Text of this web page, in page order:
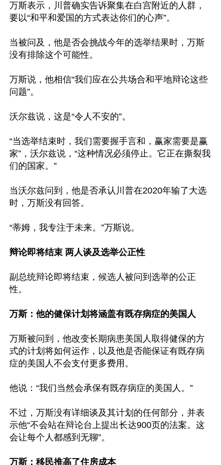
万斯表示，川普确实告诉聚集在白宫附近的人群，
要以“和平和爱国的方式表达你们的心声”。
当被问及，他是否会挑战今年的选举结果时，万斯
没有排除这个可能性。
万斯说，他相信“我们应在公共场合和平地辩论这些
问题”。
沃尔兹说，这是“令人不安的”。
“当选举结束时，我们需要握手言和，赢家需要是赢
家”，沃尔兹说，“这种情况必须停止。它正在撕裂我
们的国家。”
当沃尔兹问到，他是否承认川普在2020年输了大选
时，万斯没有回答。
“蒂姆，我专注于未来。”万斯说。
辩论即将结束 两人谈及选举公正性
副总统辩论即将结束，候选人被问到选举的公正
性。
万斯：他的健保计划将涵盖有既存病症的美国人
万斯被问到，他改变长期病患美国人取得健保的方
式的计划将如何运作，以及他是否能保证有既存病
症的美国人不会支付更多费用。
他说：“我们当然会承保有既存病症的美国人。”
不过，万斯没有详细谈及其计划的任何部分，并表
示他“不会站在辩论台上提出长达900页的法案。这
会让每个人都感到无聊”。
万斯：移民推高了住房成本